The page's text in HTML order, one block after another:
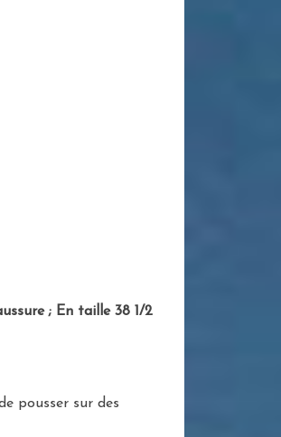
; En taille 38 1/2
pousser sur des